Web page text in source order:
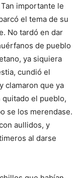
importante le
el tema de su
No tardó en dar
de pueblo
ya siquiera
cundió el
clamaron que ya
el pueblo,
se los merendase.
aullidos, y
al darse